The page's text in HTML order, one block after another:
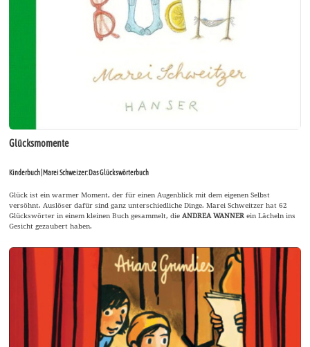
Glücksmomente
Kinderbuch | Marei Schweizer: Das Glückswörterbuch
Glück ist ein warmer Moment, der für einen Augenblick mit dem eigenen Selbst
versöhnt. Auslöser dafür sind ganz unterschiedliche Dinge. Marei Schweitzer hat 62
Glückswörter in einem kleinen Buch gesammelt, dieANDREA WANNERein Lächeln ins
Gesicht gezaubert haben.